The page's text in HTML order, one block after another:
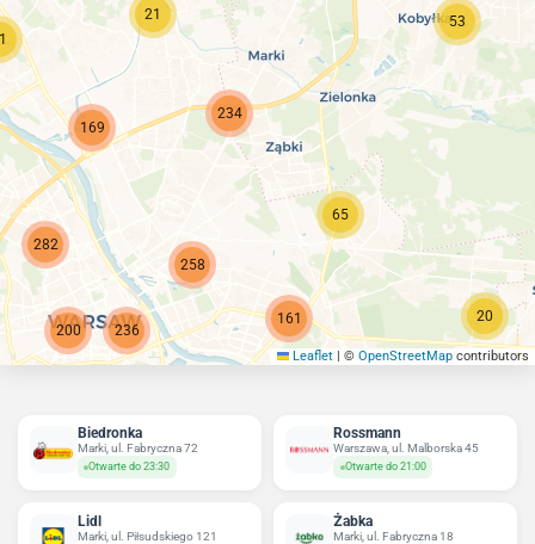
21 53
234
65
169
258
161
282
236
20
200
Leaflet | © OpenStreetMap contributors
Biedronka
Marki, ul. Fabryczna 72
Otwarte do 23:30
Rossmann
Warszawa, ul. Malborska 45
Otwarte do 21:00
Lidl
Marki, ul. Piłsudskiego 121
Żabka
Marki, ul. Fabryczna 18